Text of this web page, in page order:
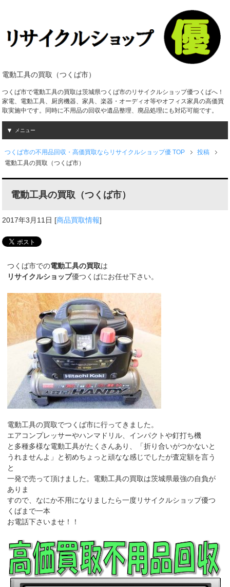
電動工具の買取（つくば市）
つくば市で電動工具の買取は茨城県つくば市のリサイクルショップ優つくばへ！
家電、電動工具、厨房機器、家具、楽器・オーディオ等やオフィス家具の高価買
取実施中です。同時に不用品の回収や遺品整理、廃品処理にも対応可能です。
メニュー
つくば市の不用品回収・高価買取ならリサイクルショップ優 TOP
投稿
電動工具の買取（つくば市）
電動工具の買取（つくば市）
2017年3月11日 [商品買取情報]
つくば市での電動工具の買取は
リサイクルショップ優つくばにお任せ下さい。
電動工具の買取でつくば市に行ってきました。
エアコンプレッサーやハンマドリル、インパクトや釘打ち機
と多種多様な電動工具がたくさんあり、「折り合いがつかないと
うれませんよ」と初めちょっと頑なな感じでしたが査定額を言う
と
一発で売って頂けました。電動工具の買取は茨城県最強の自負が
ありま
すので、なにか不用になりましたら一度リサイクルショップ優つ
くばまで一本
お電話下さいませ！！